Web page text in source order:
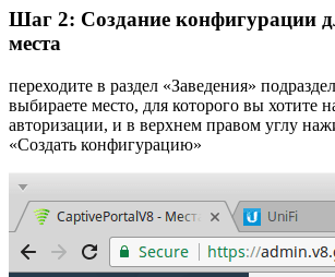
Шаг 2: Создание конфигурации
места
переходите в раздел «Заведения»
выбираете место, для которого вы хотите
авторизации, и в верхнем правом углу
«Создать конфигурацию»